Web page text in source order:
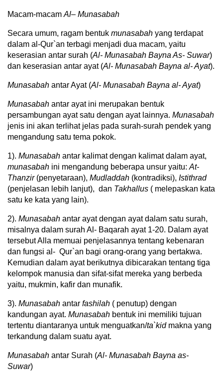
Macam-macam Al– Munasabah
Secara umum, ragam bentuk munasabah yang terdapat
dalam al-Qur`an terbagi menjadi dua macam, yaitu
keserasian antar surah (Al- Munasabah Bayna As- Suwar)
dan keserasian antar ayat (Al- Munasabah Bayna al- Ayat).
Munasabah antar Ayat (Al- Munasabah Bayna al- Ayat)
Munasabah antar ayat ini merupakan bentuk
persambungan ayat satu dengan ayat lainnya. Munasabah
jenis ini akan terlihat jelas pada surah-surah pendek yang
mengandung satu tema pokok.
1). Munasabah antar kalimat dengan kalimat dalam ayat,
munasabah ini mengandung beberapa unsur yaitu: At-
Thanzir(penyetaraan), Mudladdah (kontradiksi), Istithrad
(penjelasan lebih lanjut), dan Takhallus ( melepaskan kata
satu ke kata yang lain).
2). Munasabah antar ayat dengan ayat dalam satu surah,
misalnya dalam surah Al- Baqarah ayat 1-20. Dalam ayat
tersebut Alla memuai penjelasannya tentang kebenaran
dan fungsi al- Qur`an bagi orang-orang yang bertakwa.
Kemudian dalam ayat berikutnya dibicarakan tentang tiga
kelompok manusia dan sifat-sifat mereka yang berbeda
yaitu, mukmin, kafir dan munafik.
3). Munasabah antar fashilah ( penutup) dengan
kandungan ayat. Munasabah bentuk ini memiliki tujuan
tertentu diantaranya untuk menguatkan/ta`kidmakna yang
terkandung dalam suatu ayat.
Munasabah antar Surah (Al- Munasabah Bayna as-
Suwar)